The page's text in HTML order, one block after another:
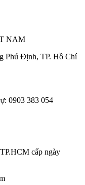
NAM
Phú Định, TP. Hồ Chí
0903 383 054
cấp ngày